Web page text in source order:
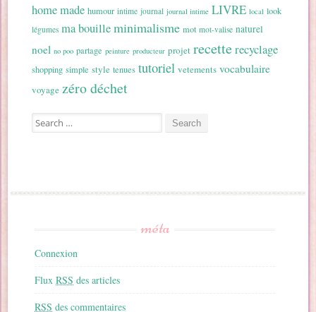
home made humour intime journal journal intime LIVRE local look
légumes ma bouilleminimalisme mot mot-valise naturel
noel no poo partage peinture producteur projet recetterecyclage
shopping simple style tenues tutoriel vetements vocabulaire
voyage zéro déchet
Search for:
méta
Connexion
FluxRSS des articles
RSS des commentaires